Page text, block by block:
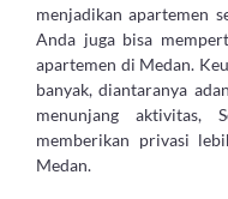
menjadikan apartemen
Anda juga bisa
apartemen di Medan.
banyak, diantaranya
menunjang aktivitas,
memberikan privasi
Medan.